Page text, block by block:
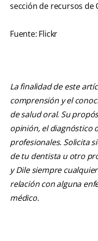
sección de recursos de
Fuente: Flickr
La finalidad de este
comprensión y el
de salud oral. Su
opinión, el diagnóstico
profesionales. Solicita
de tu dentista u otro
y Dile siempre
relación con alguna
médico.